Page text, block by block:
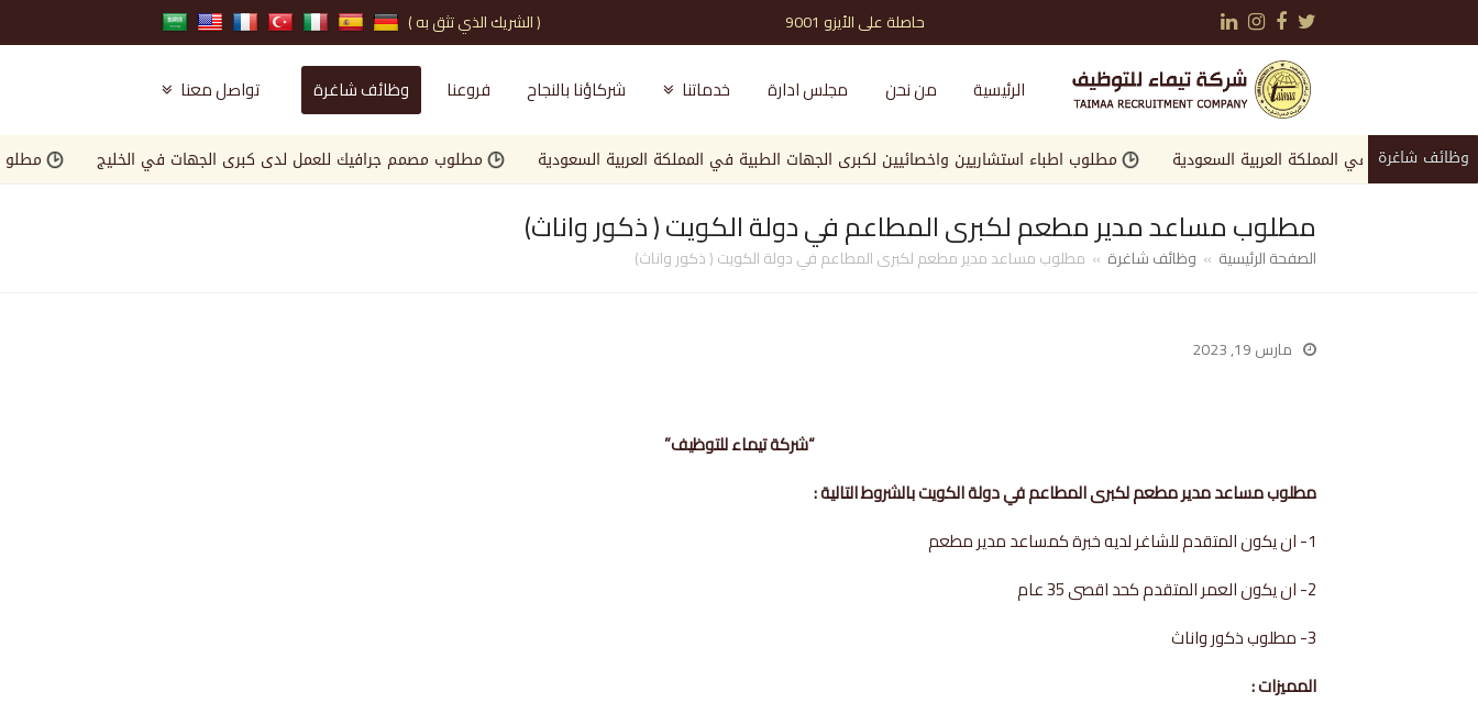
Twitter
Facebook
Instagram حاصلة على الأيزو 9001 ( الشريك الذي تثق به )
الرئيسية من نحن مجلس ادارة خدماتنا شركاؤنا بالنجاح فروعنا وظائف شاغرة تواصل معنا
وظائف شاغرةفي المملكة العربية السعودية مطلوب اطباء استشاريين واخصائيين لكبرى الجهات الطبية في المملكة العربية السعودية مطلوب مصمم جرافيك للعمل لدى كبرى الجهات في الخليج مطلوب Landscape Engineer للعمل لدى كبرى الجهات في الخليج
مطلوب مساعد مدير مطعم لكبرى المطاعم في دولة الكويت ( ذكور واناث)
الصفحة الرئيسية » وظائف شاغرة » مطلوب مساعد مدير مطعم لكبرى المطاعم في دولة الكويت ( ذكور واناث)
مارس 19, 2023
“شركة تيماء للتوظيف”
مطلوب مساعد مدير مطعم لكبرى المطاعم في دولة الكويت بالشروط التالية :
1- ان يكون المتقدم للشاغر لديه خبرة كمساعد مدير مطعم
2- ان يكون العمر المتقدم كحد اقصى 35 عام
3- مطلوب ذكور واناث
المميزات :